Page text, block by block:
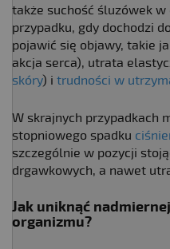
także suchość śluzówek
przypadku, gdy dochodzi
pojawić się objawy, takie
akcja serca), utrata
skóry) i trudności w
W skrajnych przypadkach
stopniowego spadku
szczególnie w pozycji
drgawkowych, a nawet
Jak uniknąć
organizmu?